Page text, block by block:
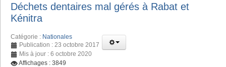
Déchets dentaires mal gérés à Rabat et
Kénitra
Catégorie : Nationales
Publication : 23 octobre 2017
Mis à jour : 6 octobre 2020
Affichages : 3849